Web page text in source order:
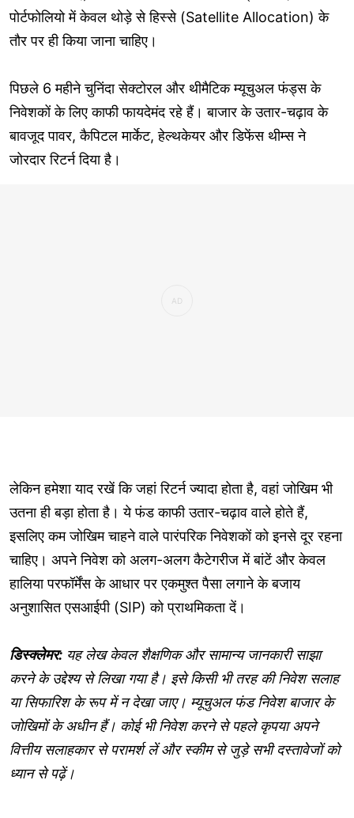
पोर्टफोलियो में केवल थोड़े से हिस्से (Satellite Allocation) के
तौर पर ही किया जाना चाहिए।
पिछले 6 महीने चुनिंदा सेक्टोरल और थीमैटिक म्यूचुअल फंड्स के
निवेशकों के लिए काफी फायदेमंद रहे हैं। बाजार के उतार-चढ़ाव के
बावजूद पावर, कैपिटल मार्केट, हेल्थकेयर और डिफेंस थीम्स ने
जोरदार रिटर्न दिया है।
लेकिन हमेशा याद रखें कि जहां रिटर्न ज्यादा होता है, वहां जोखिम भी
उतना ही बड़ा होता है। ये फंड काफी उतार-चढ़ाव वाले होते हैं,
इसलिए कम जोखिम चाहने वाले पारंपरिक निवेशकों को इनसे दूर रहना
चाहिए। अपने निवेश को अलग-अलग कैटेगरीज में बांटें और केवल
हालिया परफॉर्मेंस के आधार पर एकमुश्त पैसा लगाने के बजाय
अनुशासित एसआईपी (SIP) को प्राथमिकता दें।
डिस्क्लेमर: यह लेख केवल शैक्षणिक और सामान्य जानकारी साझा
करने के उद्देश्य से लिखा गया है। इसे किसी भी तरह की निवेश सलाह
या सिफारिश के रूप में न देखा जाए। म्यूचुअल फंड निवेश बाजार के
जोखिमों के अधीन हैं। कोई भी निवेश करने से पहले कृपया अपने
वित्तीय सलाहकार से परामर्श लें और स्कीम से जुड़े सभी दस्तावेजों को
ध्यान से पढ़ें।